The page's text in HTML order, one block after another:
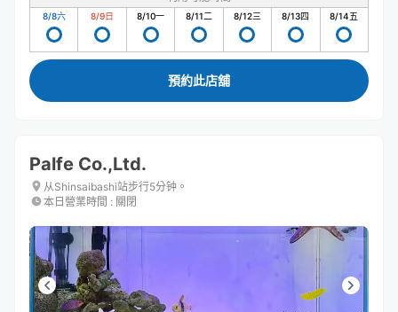
8/8六 8/9日 8/10一 8/11二 8/12三 8/13四 8/14五
預約此店舖
Palfe Co.,Ltd.
从Shinsaibashi站步行5分钟。
本日營業時間 : 關閉